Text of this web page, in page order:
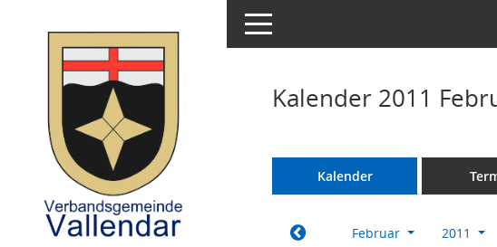
Toggle navigation
Kalender 2011
Kalender
Februar 2011